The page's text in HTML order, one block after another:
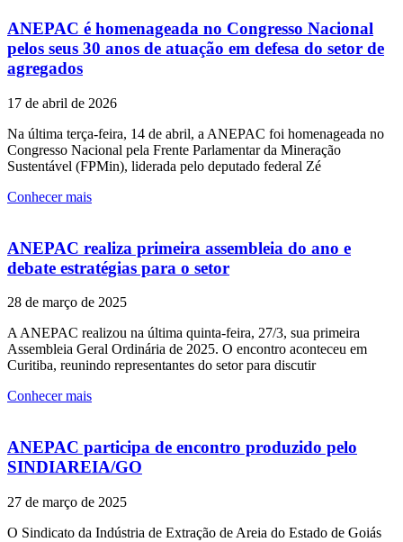
ANEPAC é homenageada no Congresso Nacional
pelos seus 30 anos de atuação em defesa do setor de
agregados
17 de abril de 2026
Na última terça-feira, 14 de abril, a ANEPAC foi homenageada no
Congresso Nacional pela Frente Parlamentar da Mineração
Sustentável (FPMin), liderada pelo deputado federal Zé
Conhecer mais
ANEPAC realiza primeira assembleia do ano e
debate estratégias para o setor
28 de março de 2025
A ANEPAC realizou na última quinta-feira, 27/3, sua primeira
Assembleia Geral Ordinária de 2025. O encontro aconteceu em
Curitiba, reunindo representantes do setor para discutir
Conhecer mais
ANEPAC participa de encontro produzido pelo
SINDIAREIA/GO
27 de março de 2025
O Sindicato da Indústria de Extração de Areia do Estado de Goiás